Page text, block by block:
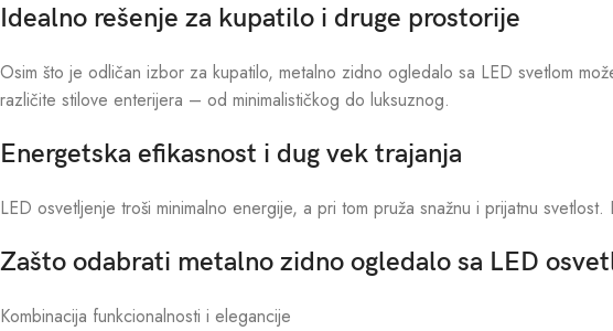
Idealno rešenje za kupatilo i druge prostorije
Osim što je odličan izbor za kupatilo, metalno zidno ogledalo sa LED svetlom
različite stilove enterijera – od minimalističkog do luksuznog.
Energetska efikasnost i dug vek trajanja
LED osvetljenje troši minimalno energije, a pri tom pruža snažnu i prijatnu
Zašto odabrati metalno zidno ogledalo sa LED
Kombinacija funkcionalnosti i elegancije